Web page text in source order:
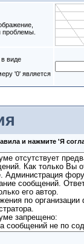
проблемы.
виде
'0' является
и нажмите 'Я